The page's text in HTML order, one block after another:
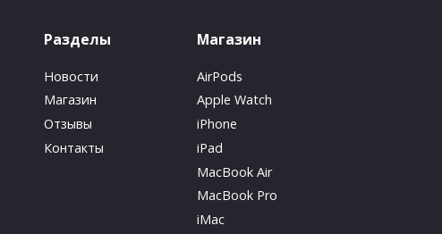
Разделы
Новости
Магазин
Отзывы
Контакты
Магазин
AirPods
Apple Watch
iPhone
iPad
MacBook Air
MacBook Pro
iMac